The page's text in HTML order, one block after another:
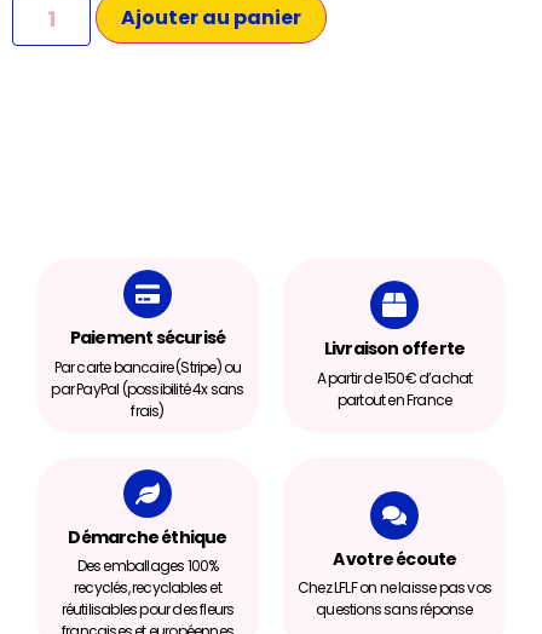
Ajouter au panier
Paiement sécurisé
Par carte bancaire (Stripe) ou
par PayPal (possibilité 4x sans
frais)
Livraison offerte
A partir de 150€ d’achat
partout en France
Démarche éthique
Des emballages 100%
recyclés, recyclables et
réutilisables pour des fleurs
A votre écoute
Chez LFLF on ne laisse pas vos
questions sans réponse